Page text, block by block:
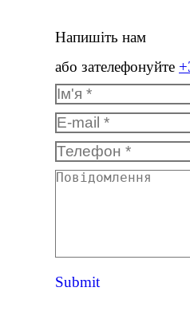
Напишіть нам
або зателефонуйте
Ім'я *
E-mail *
Телефон *
Повідомлення
Submit